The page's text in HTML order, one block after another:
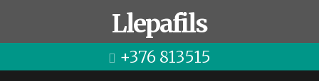
Llepafils
+376 813515